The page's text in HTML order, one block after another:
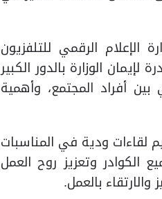
الرقمي للتلفزيون
الوزارة بالدور الكبير
بين أفراد المجتمع، وأهمية
لقاءات ودية في المناسبات
الكوادر وتعزيز روح العمل
بالعمل.